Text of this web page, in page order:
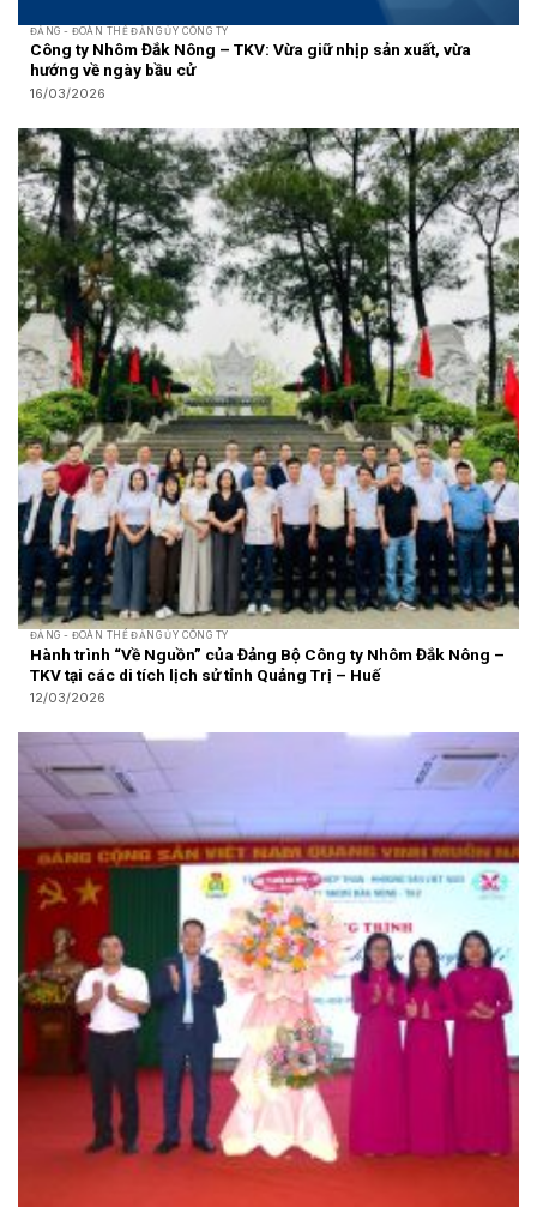
ĐẢNG - ĐOÀN THỂ ĐẢNG ỦY CÔNG TY
Công ty Nhôm Đắk Nông – TKV: Vừa giữ nhịp sản xuất, vừa
hướng về ngày bầu cử
16/03/2026
ĐẢNG - ĐOÀN THỂ ĐẢNG ỦY CÔNG TY
Hành trình “Về Nguồn” của Đảng Bộ Công ty Nhôm Đắk Nông –
TKV tại các di tích lịch sử tỉnh Quảng Trị – Huế
12/03/2026